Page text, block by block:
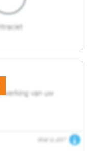
van uw
Wat is dit?